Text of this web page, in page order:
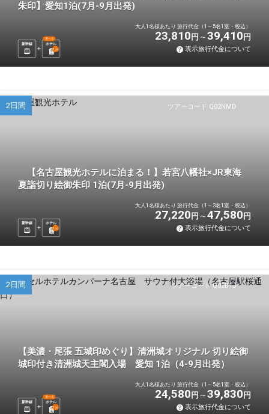
朱印】愛知1泊(7月-9月出発)
新幹線 ホテル
選べる
1 泊
大人1名様あたり 旅行代金（1～5名1室・税込）
23,810 円 39,410 円
表示旅行代金について
ツアーコード Q02NMD
2日間
【名古屋観光ホテルに泊まる！】若宮八幡社×JR東海
夏詣切り絵御朱印 1泊(7月-9月出発)
新幹線
ホテル
1 泊
大人1名様あたり 旅行代金（1～3名1室・税込）
27,220 円 47,580 円
表示旅行代金について
ツアーコード Q02B1J
2日間
【美濃・尾張 五城印めぐり】清洲城オリジナル 切り絵御
城印付き清洲城天主閣入場 愛知 1泊（4-9月出発）
新幹線 ホテル
選べる
1 泊
大人1名様あたり 旅行代金（1～5名1室・税込）
24,580 円 39,830 円
表示旅行代金について